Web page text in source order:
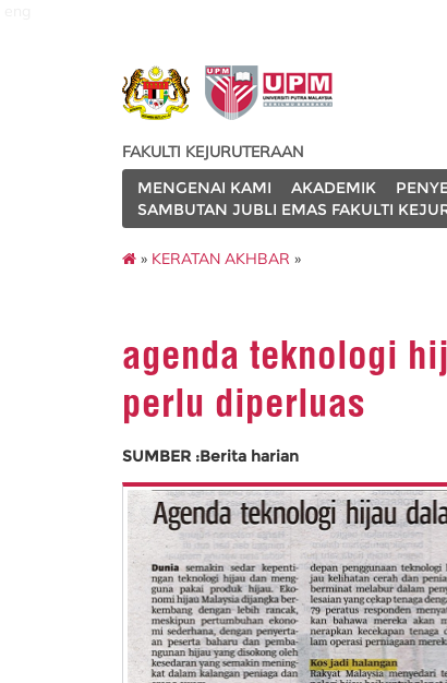
FAKULTI KEJURUTERAAN
MENGENAI KAMI
AKADEMIK
SAMBUTAN JUBLI EMAS FAKULTI
» KERATAN AKHBAR »
agenda teknologi
perlu diperluas
SUMBER :Berita harian